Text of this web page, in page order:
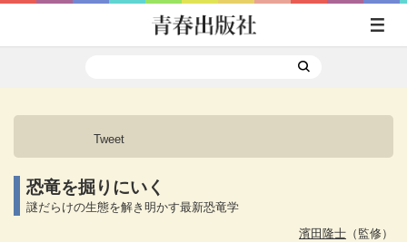
Tweet
恐竜を掘りにいく
謎だらけの生態を解き明かす最新恐竜学
濱田隆士 （監修）